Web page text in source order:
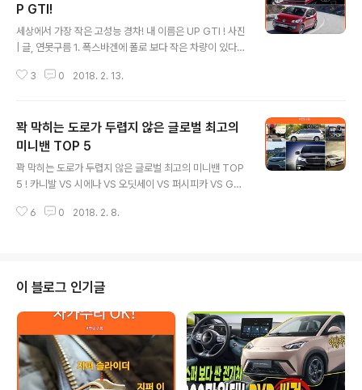
P GTI!
세상에서 가장 작은 고성능 경차! 내 이름은 UP GTI ! 사진
| 글, 연못구름 1. 폭스바겐에 폴로 보다 작은 차량이 있다?
이라도 폴로 아래에 작은 동생이 있다는 사실을 모르시는
mm로 경차에 해당되는 작은 차체를 가지고 있습니다. ▲
기아차 모닝 국내 경차를 대표하는 모닝의 차체가 전장 35
95mm 전폭 1595mm 전고 1485mm인데 전폭만 조금
더 넓고 길이는 더 작은 사이즈를 가지고 있습니다. #. 펀(F
알고 있는 경차라고 하면 도심에서 근거리..
3 0 2018. 2. 13.
꽉 막히는 도로가 두렵지 않은 글로벌 최고의
미니밴 TOP 5
꽉 막히는 도로가 두렵지 않은 글로벌 최고의 미니밴 TOP
5 ! 카니발 VS 시에나 VS 오딧세이 VS 퍼시피카 VS GL8
공간 활용성과 다양한 용도로 사용할 수 있는 팔방미인! 미
이 넓은 실내공간을 갖춘 미니밴을 한대쯤 소유한다면 얼
마나 좋을까? 하는 생각을 누구나 한 번쯤 해보셨을 것 같
네요. 미니밴은 팔방미인이라고 할 수 있을만큼 다양한 활
용성 때문에 패밀리에게 꾸준하게 사랑을 받는 차량입니
다. 평일에는 출퇴근 차량으로, 주말에는 레저차량으로, 꽉
막히는 도로..
6 0 2018. 2. 8.
이 블로그 인기글